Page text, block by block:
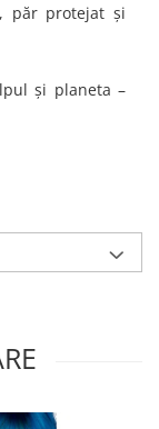
păr protejat și
și planeta –